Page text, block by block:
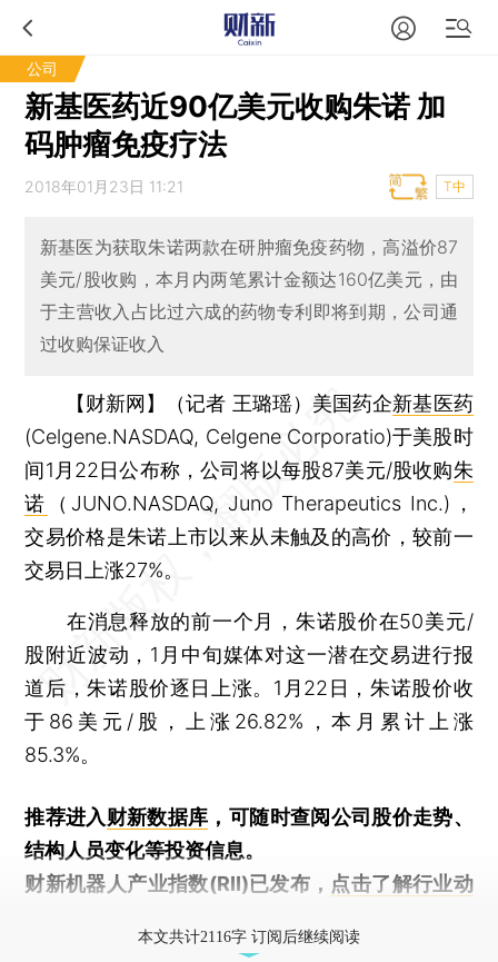
公司
新基医药近90亿美元收购朱诺 加
码肿瘤免疫疗法
2018年01月23日 11:21 T中
新基医为获取朱诺两款在研肿瘤免疫药物，高溢价87
美元/股收购，本月内两笔累计金额达160亿美元，由
于主营收入占比过六成的药物专利即将到期，公司通
过收购保证收入
【财新网】（记者 王璐瑶） 美国药企新基医药
(Celgene.NASDAQ, Celgene Corporatio)于美股时
间1月22日公布称，公司将以每股87美元/股收购朱
诺
（JUNO.NASDAQ, Juno Therapeutics Inc.)，
交易价格是朱诺上市以来从未触及的高价，较前一
交易日上涨27%。
在消息释放的前一个月，朱诺股价在50美元/
股附近波动，1月中旬媒体对这一潜在交易进行报
道后，朱诺股价逐日上涨。1月22日，朱诺股价收
于86美元/股，上涨26.82%，本月累计上涨
85.3%。
推荐进入财新数据库 ，可随时查阅公司股价走势、
结构人员变化等投资信息。
财新机器人产业指数(RII)已发布， 点击了解行业动
本文共计2116字 订阅后继续阅读